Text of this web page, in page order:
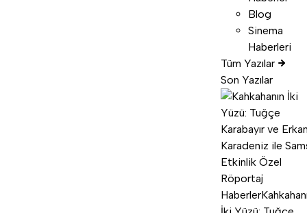
Blog
Sinema
Haberleri
Tüm Yazılar
Son Yazılar
Haberler